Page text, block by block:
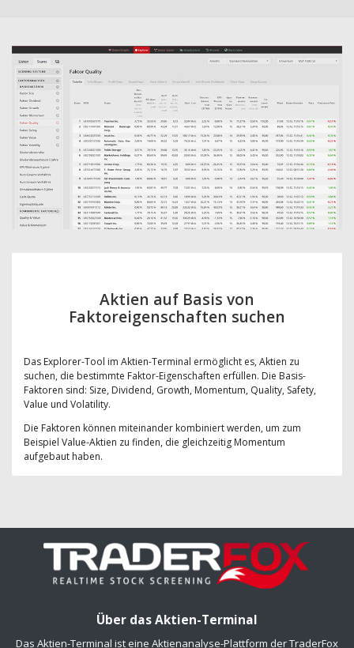
Aktien auf Basis von
Faktoreigenschaften suchen
Das Explorer-Tool im Aktien-Terminal ermöglicht es, Aktien zu
suchen, die bestimmte Faktor-Eigenschaften erfüllen. Die Basis-
Faktoren sind: Size, Dividend, Growth, Momentum, Quality, Safety,
Value und Volatility.
Die Faktoren können miteinander kombiniert werden, um zum
Beispiel Value-Aktien zu finden, die gleichzeitig Momentum
aufgebaut haben.
Über das Aktien-Terminal
Das Aktien-Terminal ist eine Aktienanalyse-Plattform der TraderFox